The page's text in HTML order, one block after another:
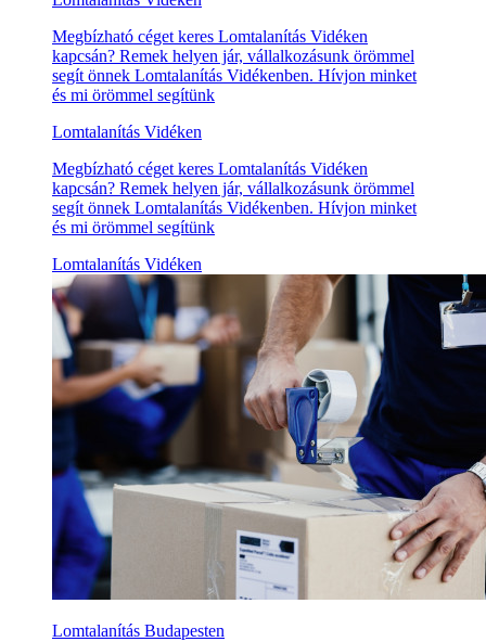
Megbízható céget keres Lomtalanítás Vidéken
kapcsán? Remek helyen jár, vállalkozásunk örömmel
segít önnek Lomtalanítás Vidékenben. Hívjon minket
és mi örömmel segítünk
Lomtalanítás Vidéken
Megbízható céget keres Lomtalanítás Vidéken
kapcsán? Remek helyen jár, vállalkozásunk örömmel
segít önnek Lomtalanítás Vidékenben. Hívjon minket
és mi örömmel segítünk
Lomtalanítás Vidéken
Lomtalanítás Budapesten